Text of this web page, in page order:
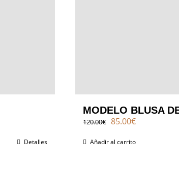
Detalles
MODELO BLUSA
120.00€ El
original
85.00€El
actual
Añadir al carrito